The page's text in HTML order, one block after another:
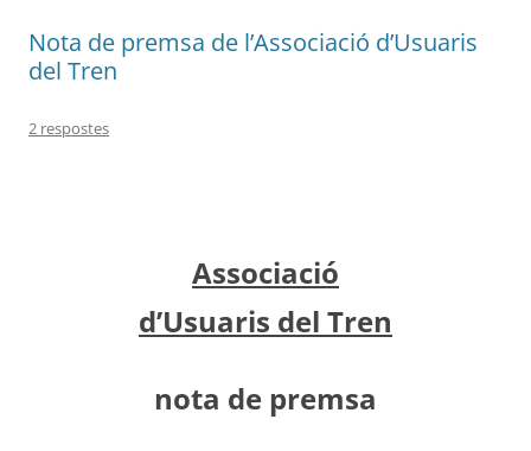
Nota de premsa de l’Associació d’Usuaris
del Tren
2 respostes
Associació
d’Usuaris del Tren
nota de premsa